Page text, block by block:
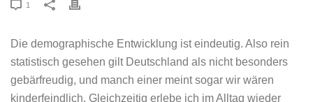
1
Die demographische Entwicklung ist eindeutig. Also rein
statistisch gesehen gilt Deutschland als nicht besonders
gebärfreudig, und manch einer meint sogar wir wären
kinderfeindlich. Gleichzeitig erlebe ich im Alltag wieder